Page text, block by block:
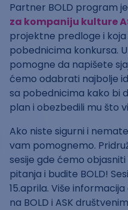
Partner BOLD program
za kompaniju kulture
projektne predloge i
pobednicima konkursa.
pomogne da napišete
ćemo odabrati najbolje
sa pobednicima kako bi
plan i obezbedili mu što
Ako niste sigurni i
vam pomognemo.
sesije gde ćemo
pitanja i budite BOLD!
15.aprila. Više
na BOLD i ASK